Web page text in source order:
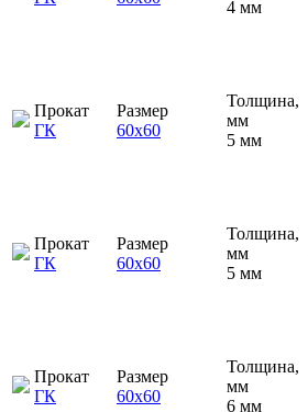
4 мм
Прокат
ГК
Размер
60х60
Толщина,
мм
5 мм
Прокат
ГК
Размер
60х60
Толщина,
мм
5 мм
Прокат
ГК
Размер
60х60
Толщина,
мм
6 мм